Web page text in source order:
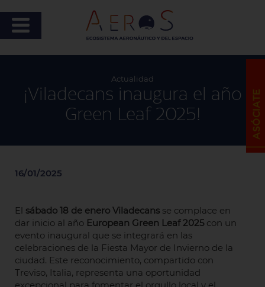
Actualidad
¡Viladecans inaugura el año
Green Leaf 2025!
16/01/2025
El sábado 18 de enero Viladecans se complace en
dar inicio al año European Green Leaf 2025 con un
evento inaugural que se integrará en las
celebraciones de la Fiesta Mayor de Invierno de la
ciudad. Este reconocimiento, compartido con
Treviso, Italia, representa una oportunidad